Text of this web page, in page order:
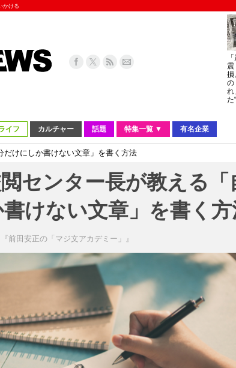
かける
震
損
の
れ
た
イフ カルチャー 話題 特集一覧 ▼ 有名企業
けにしか書けない文章」を書く方法
センター長が教える「
けない文章」を書く方
『前田安正の「マジ文アカデミー」』